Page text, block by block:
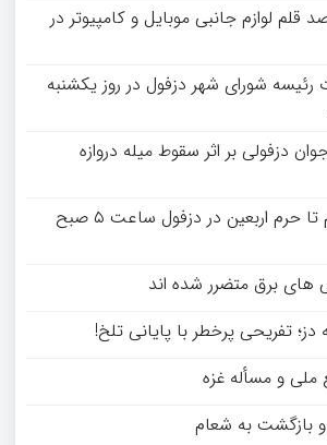
قلم لوازم جانبی موبایل و کامپیوتر در
رئیسه شورای شهر دزفول در روز یکشنبه
دزفولی بر اثر سقوط میله دروازه
راهپیمایی حرم تا حرم اربعین در دزفول ساعت ۵ صبح
های برق متضرر شده اند
دز؛ تفریحی پرخطر با پایانی تلخ!
ملی و مسأله غزه
و بازگشت به شعام